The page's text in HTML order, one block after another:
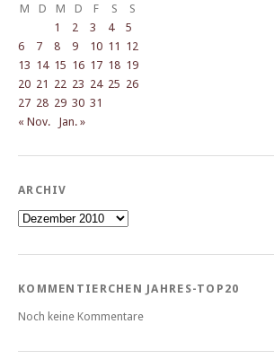
M
D M D F S
S
1
2 3 4
5
6
7 8 9 10 11 12
13 14 15 16 17 18 19
20 21 22 23 24 25 26
27 28 29 30 31
« Nov.
Jan. »
ARCHIV
Archiv
KOMMENTIERCHEN JAHRES-TOP20
Noch keine Kommentare